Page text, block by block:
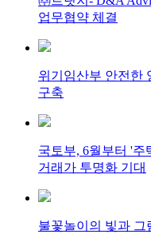
업무협약 체결
위기임산부 안전한
구축
국토부, 6월부터 '
거래가 투명화 기대
불꽃놀이의 빛과 그